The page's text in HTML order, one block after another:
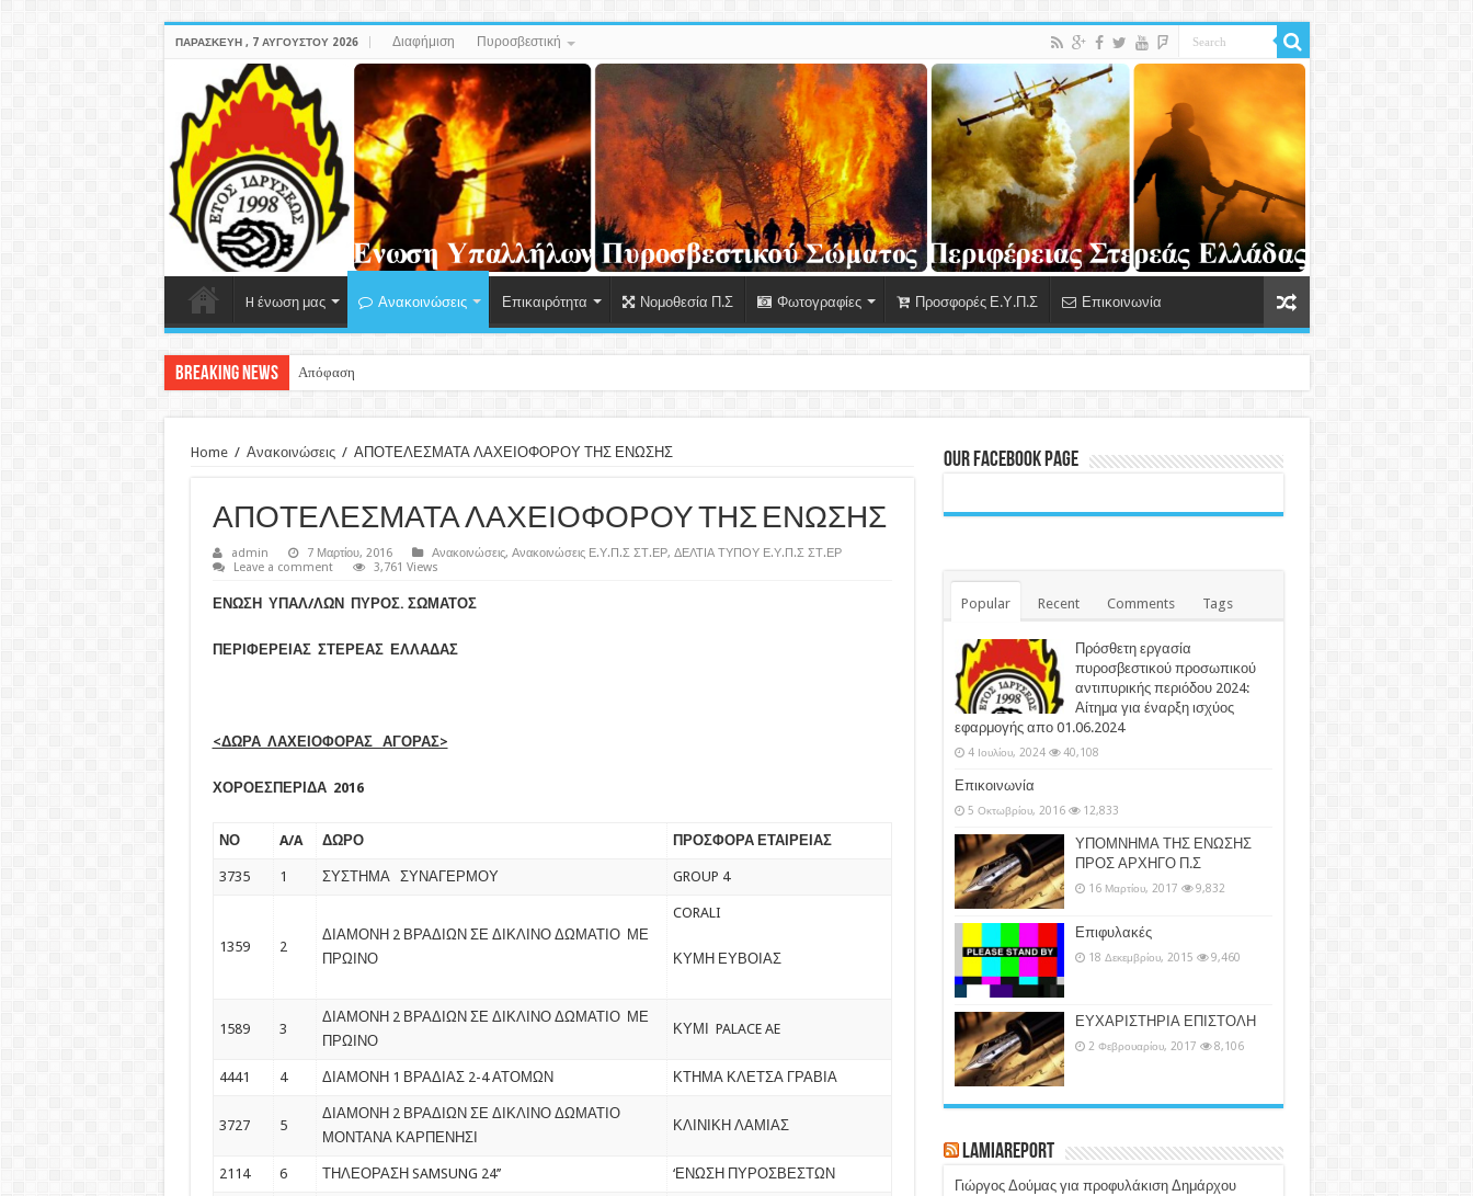
ΠΑΡΑΣΚΕΥΉ , 7 ΑΥΓΟΎΣΤΟΥ 2026 Διαφήμιση Πυροσβεστική
H ένωση μας Ανακοινώσεις Επικαιρότητα Νομοθεσία Π.Σ Φωτογραφίες Προσφορές Ε.Υ.Π.Σ Επικοινωνία
Breaking News Απόφαση της Αρχής Προστασίας Δεδομένων Προσω
Home / Ανακοινώσεις / ΑΠΟΤΕΛΕΣΜΑΤΑ ΛΑΧΕΙΟΦΟΡΟΥ ΤΗΣ ΕΝΩΣΗΣ
ΑΠΟΤΕΛΕΣΜΑΤΑ ΛΑΧΕΙΟΦΟΡΟΥ ΤΗΣ ΕΝΩΣΗΣ
admin 7 Μαρτίου, 2016 Ανακοινώσεις, Ανακοινώσεις Ε.Υ.Π.Σ ΣΤ.ΕΡ, ΔΕΛΤΙΑ ΤΥΠΟΥ Ε.Υ.Π.Σ ΣΤ.ΕΡ
Leave a comment
3,761 Views
ΕΝΩΣΗ ΥΠΑΛ/ΛΩΝ ΠΥΡΟΣ. ΣΩΜΑΤΟΣ
ΠΕΡΙΦΕΡΕΙΑΣ ΣΤΕΡΕΑΣ ΕΛΛΑΔΑΣ
<ΔΩΡΑ ΛΑΧΕΙΟΦΟΡΑΣ ΑΓΟΡΑΣ>
ΧΟΡΟΕΣΠΕΡΙΔΑ 2016
ΝΟ A/A ΔΩΡΟ ΠΡΟΣΦΟΡΑ ΕΤΑΙΡΕΙΑΣ
3735 1 ΣΥΣΤΗΜΑ ΣΥΝΑΓΕΡΜΟΥ GROUP 4
1359 2
ΔΙΑΜΟΝΗ 2 ΒΡΑΔΙΩΝ ΣΕ ΔΙΚΛΙΝΟ ΔΩΜΑΤΙΟ ΜΕ
ΠΡΩΙΝΟ
CORALI
ΚΥΜΗ ΕΥΒΟΙΑΣ
1589 3
ΔΙΑΜΟΝΗ 2 ΒΡΑΔΙΩΝ ΣΕ ΔΙΚΛΙΝΟ ΔΩΜΑΤΙΟ ΜΕ
ΠΡΩΙΝΟ
ΚΥΜΙ PALACE AE
4441 4 ΔΙΑΜΟΝΗ 1 ΒΡΑΔΙΑΣ 2-4 ΑΤΟΜΩΝ ΚΤΗΜΑ ΚΛΕΤΣΑ ΓΡΑΒΙΑ
3727 5
ΔΙΑΜΟΝΗ 2 ΒΡΑΔΙΩΝ ΣΕ ΔΙΚΛΙΝΟ ΔΩΜΑΤΙΟ
ΜΟΝΤΑΝΑ ΚΑΡΠΕΝΗΣΙ
ΚΛΙΝΙΚΗ ΛΑΜΙΑΣ
2114 6 ΤΗΛΕΟΡΑΣΗ SAMSUNG 24’’ ‘ΕΝΩΣΗ ΠΥΡΟΣΒΕΣΤΩΝ
Our Facebook Page
Popular Recent Comments Tags
Πρόσθετη εργασία
πυροσβεστικού προσωπικού
αντιπυρικής περιόδου 2024:
Αίτημα για έναρξη ισχύος
εφαρμογής απο 01.06.2024
4 Ιουλίου, 2024 40,108
Επικοινωνία
5 Οκτωβρίου, 2016 12,833
ΥΠΟΜΝΗΜΑ ΤΗΣ ΕΝΩΣΗΣ
ΠΡΟΣ ΑΡΧΗΓΟ Π.Σ
16 Μαρτίου, 2017 9,832
Επιφυλακές
18 Δεκεμβρίου, 2015 9,460
ΕΥΧΑΡΙΣΤΗΡΙΑ ΕΠΙΣΤΟΛΗ
2 Φεβρουαρίου, 2017 8,106
LamiaReport
Γιώργος Δούμας για προφυλάκιση Δημάρχου